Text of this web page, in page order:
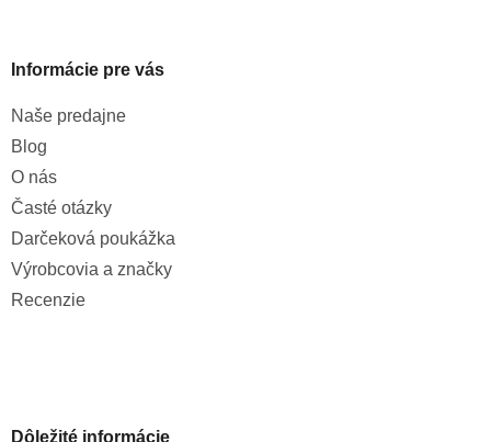
Informácie pre vás
Naše predajne
Blog
O nás
Časté otázky
Darčeková poukážka
Výrobcovia a značky
Recenzie
Dôležité informácie